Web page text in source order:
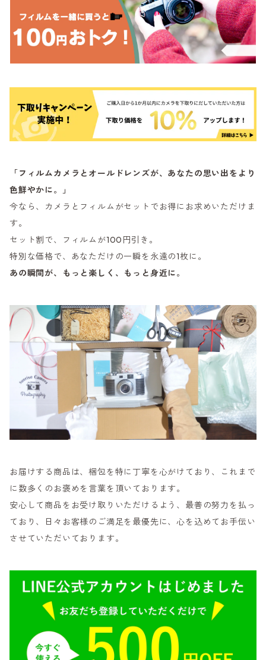
「フィルムカメラとオールドレンズが、あなたの思い出をより
色鮮やかに。」
今なら、カメラとフィルムがセットでお得にお求めいただけま
す。
セット割で、フィルムが100円引き。
特別な価格で、あなただけの一瞬を永遠の1枚に。
あの瞬間が、もっと楽しく、もっと身近に。
お届けする商品は、梱包を特に丁寧を心がけており、これまで
に数多くのお褒めを言葉を頂いております。
安心して商品をお受け取りいただけるよう、最善の努力を払っ
ており、日々お客様のご満足を最優先に、心を込めてお手伝い
させていただいております。